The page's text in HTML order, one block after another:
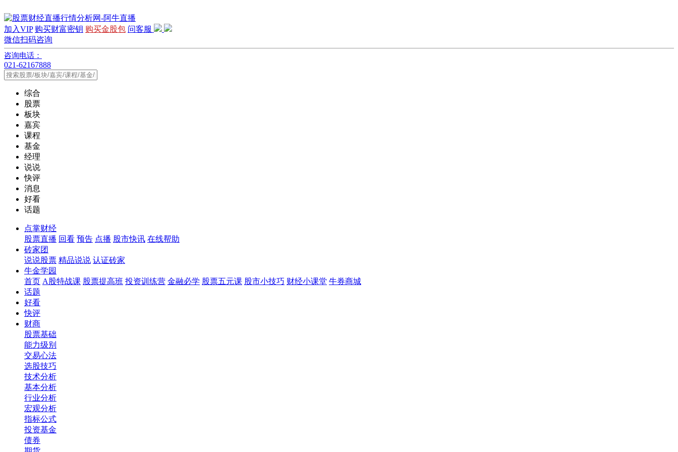
加入VIP 购买财富密钥 购买金股包 问客服
微信扫码咨询
咨询电话：
021-62167888
综合
股票
板块
嘉宾
课程
基金
经理
说说
快评
消息
好看
话题
点掌财经
股票直播 回看 预告 点播 股市快讯 在线帮助
砖家团
说说股票 精品说说 认证砖家
牛金学园
首页 A股特战课 股票提高班 投资训练营 金融必学 股票五元课 股市小技巧 财经小课堂 牛券商城
话题
好看
快评
财商
股票基础
能力级别
交易心法
选股技巧
技术分析
基本分析
行业分析
宏观分析
指标公式
投资基金
债券